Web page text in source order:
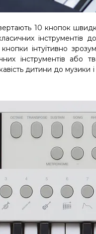
10 кнопок
інструментів
інтуїтивно
інструментів або
дитини до музики